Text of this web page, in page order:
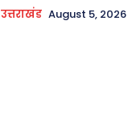
उत्तराखंड August 5, 2026